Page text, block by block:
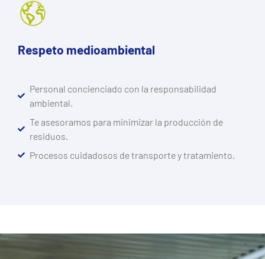
Respeto medioambiental
Personal concienciado con la responsabilidad
ambiental.
Te asesoramos para minimizar la producción de
residuos.
Procesos cuidadosos de transporte y tratamiento.